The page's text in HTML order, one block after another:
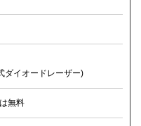
ダイオードレーザー)
無料